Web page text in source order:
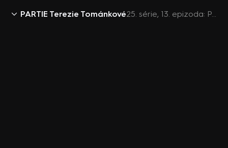
PARTIE Terezie Tománkové 25. série, 13. epizoda: PARTIE TEREZIE TOMÁNKOVÉ, Karel Havlíček, Jan Lipavský, Karla Maříková, Jiří Pospíšil, Petr Letocha, Robert Králíček - 5.4. v 11:00